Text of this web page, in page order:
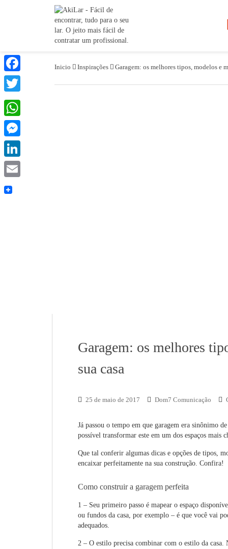
Inicio Inspirações Garagem: os melhores tipos, modelos e
Garagem: os melhores
sua casa
25 de maio de 2017 Dom7 Comunicação
Já passou o tempo em que garagem era sinônimo
possível transformar este em um dos espaços mais
Que tal conferir algumas dicas e opções de tipos,
encaixar perfeitamente na sua construção. Confira!
Como construir a garagem perfeita
1 – Seu primeiro passo é mapear o espaço
ou fundos da casa, por exemplo – é que você vai
adequados.
2 – O estilo precisa combinar com o estilo da
Facebook
Twitter
WhatsApp
Messenger
LinkedIn
Email